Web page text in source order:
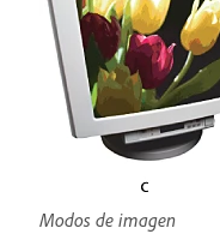
Modos de imagen